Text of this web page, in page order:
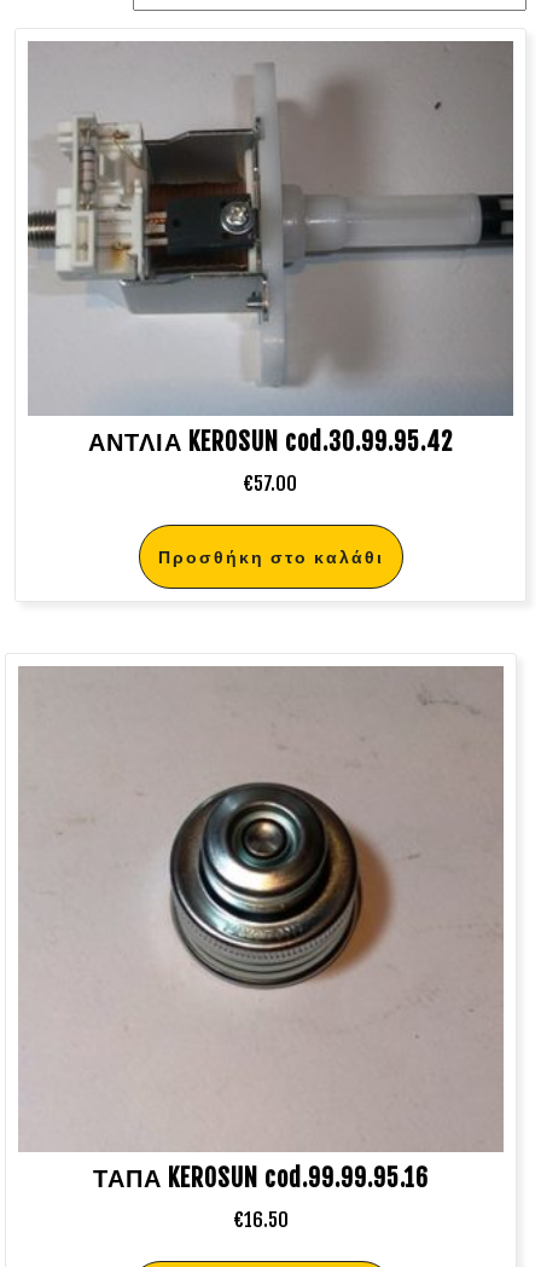
ΑΝΤΛΙΑ KEROSUN cod.30.99.95.42
€57.00
Προσθήκη στο καλάθι
ΤΑΠΑ KEROSUN cod.99.99.95.16
€16.50